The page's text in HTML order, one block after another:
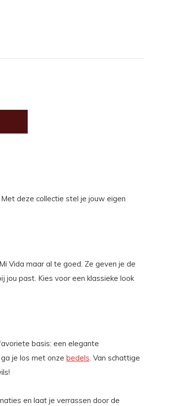
deze collectie stel je jouw eigen
Vida maar al te goed. Ze geven je de
jou past. Kies voor een klassieke look
basis: een elegante
je los met onze bedels. Van schattige
en laat je verrassen door de